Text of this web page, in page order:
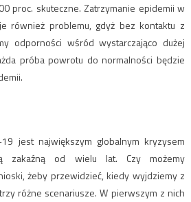
proc. skuteczne. Zatrzymanie epidemii w
również problemu, gdyż bez kontaktu z
odporności wśród wystarczająco dużej
próba powrotu do normalności będzie
19 jest największym globalnym kryzysem
zakaźną od wielu lat. Czy możemy
żeby przewidzieć, kiedy wyjdziemy z
różne scenariusze. W pierwszym z nich